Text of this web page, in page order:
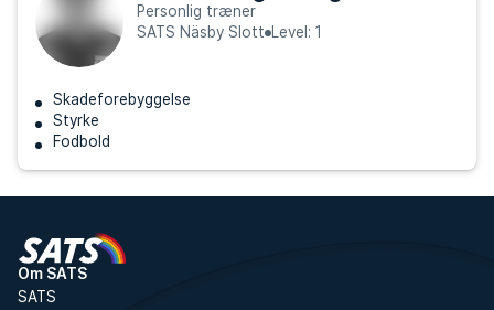
Personlig træner
SATS Näsby Slott
Level: 1
Skadeforebyggelse
Styrke
Fodbold
Om SATS
SATS